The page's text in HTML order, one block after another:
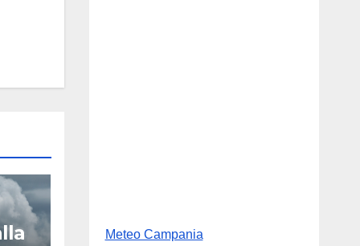
Meteo Campania